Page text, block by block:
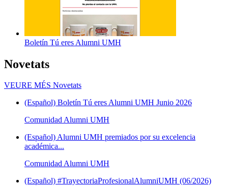
Boletín Tú eres Alumni UMH
Novetats
VEURE MÉS Novetats
(Español) Boletín Tú eres Alumni UMH Junio 2026
Comunidad Alumni UMH
(Español) Alumni UMH premiados por su excelencia
académica...
Comunidad Alumni UMH
(Español) #TrayectoriaProfesionalAlumniUMH (06/2026)